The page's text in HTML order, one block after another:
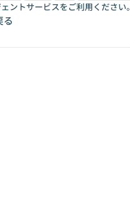
ントサービスをご利用ください。
る